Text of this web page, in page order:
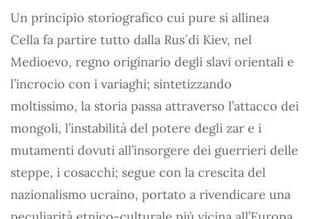
Un principio storiografico cui pure si allinea
Cella fa partire tutto dalla Rus´di Kiev, nel
Medioevo, regno originario degli slavi orientali e
l’incrocio con i variaghi; sintetizzando
moltissimo, la storia passa attraverso l’attacco dei
mongoli, l’instabilità del potere degli zar e i
mutamenti dovuti all’insorgere dei guerrieri delle
steppe, i cosacchi; segue con la crescita del
nazionalismo ucraino, portato a rivendicare una